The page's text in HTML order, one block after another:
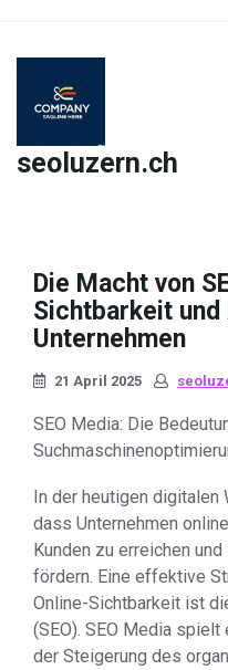
content
seoluzern.ch
Die Macht von
Sichtbarkeit
Unternehmen
21 April 2025
SEO Media: Die
In der heutigen
dass Unternehmen
Kunden zu erreichen
fördern. Eine effektive
Online-Sichtbarkeit ist
(SEO). SEO Media
der Steigerung des